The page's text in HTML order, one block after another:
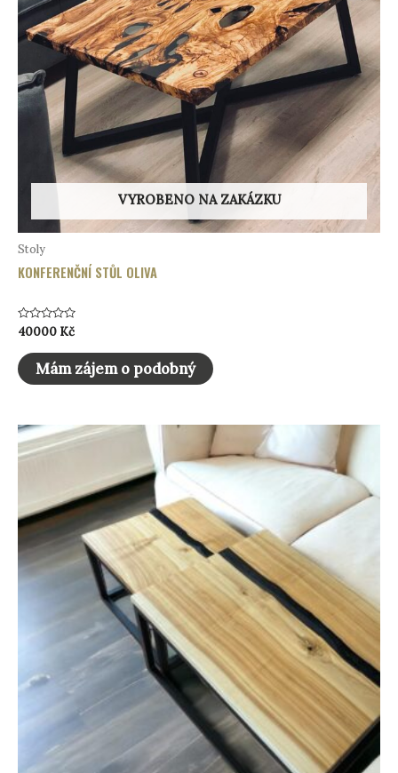
VYROBENO NA ZAKÁZKU
Stoly
KONFERENČNÍ STŮL OLIVA
Hodnocení
5
40000 Kč
Mám zájem o podobný